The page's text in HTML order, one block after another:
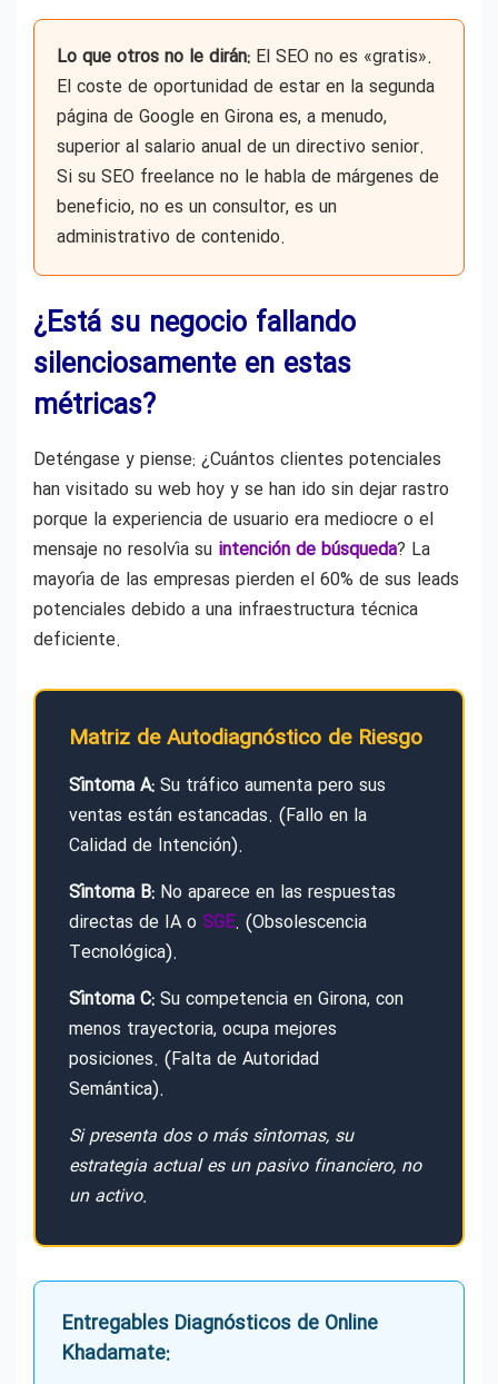
Lo que otros no le dirán: El SEO no es «gratis».
El coste de oportunidad de estar en la segunda
página de Google en Girona es, a menudo,
superior al salario anual de un directivo senior.
Si su SEO freelance no le habla de márgenes de
beneficio, no es un consultor, es un
administrativo de contenido.
¿Está su negocio fallando
silenciosamente en estas
métricas?
Deténgase y piense: ¿Cuántos clientes potenciales
han visitado su web hoy y se han ido sin dejar rastro
porque la experiencia de usuario era mediocre o el
mensaje no resolvía su intención de búsqueda? La
mayoría de las empresas pierden el 60% de sus leads
potenciales debido a una infraestructura técnica
deficiente.
Matriz de Autodiagnóstico de Riesgo
Síntoma A: Su tráfico aumenta pero sus
ventas están estancadas. (Fallo en la
Calidad de Intención).
Síntoma B: No aparece en las respuestas
directas de IA o SGE. (Obsolescencia
Tecnológica).
Síntoma C: Su competencia en Girona, con
menos trayectoria, ocupa mejores
posiciones. (Falta de Autoridad
Semántica).
Si presenta dos o más síntomas, su
estrategia actual es un pasivo financiero, no
un activo.
Entregables Diagnósticos de Online
Khadamate: